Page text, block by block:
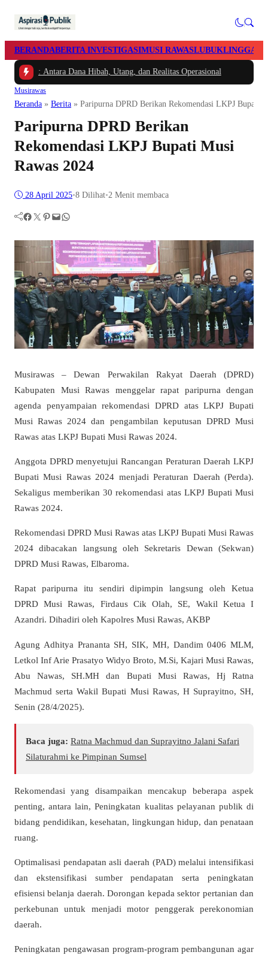
BERANDABERITA INVESTIGASIMUSI RAWASLUBUKLINGGAU
Antara Dana Hibah, Utang, dan Realitas Operasional
Musirawas
Beranda » Berita » Paripurna DPRD Berikan Rekomendasi LKPJ Bupati
Paripurna DPRD Berikan
Rekomendasi LKPJ Bupati Musi
Rawas 2024
28 April 2025•8 Dilihat•2 Menit membaca
Facebook Twitter Pinterest Mail WhatsApp
Musirawas – Dewan Perwakilan Rakyat Daerah (DPRD)
Kabupaten Musi Rawas menggelar rapat paripurna dengan
agenda penyampaian rekomendasi DPRD atas LKPJ Bupati
Musi Rawas 2024 dan pengambilan keputusan DPRD Musi
Rawas atas LKPJ Bupati Musi Rawas 2024.
Anggota DPRD menyetujui Rancangan Peraturan Daerah LKPJ
Bupati Musi Rawas 2024 menjadi Peraturan Daerah (Perda).
Sekaligus memberikan 30 rekomendasi atas LKPJ Bupati Musi
Rawas 2024.
Rekomendasi DPRD Musi Rawas atas LKPJ Bupati Musi Rawas
2024 dibacakan langsung oleh Sekretaris Dewan (Sekwan)
DPRD Musi Rawas, Elbaroma.
Rapat paripurna itu sendiri dipimpin langsung oleh Ketua
DPRD Musi Rawas, Firdaus Cik Olah, SE, Wakil Ketua I
Azandri. Dihadiri oleh Kapolres Musi Rawas, AKBP
Agung Adhitya Prananta SH, SIK, MH, Dandim 0406 MLM,
Letkol Inf Arie Prasatyo Widyo Broto, M.Si, Kajari Musi Rawas,
Abu Nawas, SH.MH dan Bupati Musi Rawas, Hj Ratna
Machmud serta Wakil Bupati Musi Rawas, H Suprayitno, SH,
Senin (28/4/2025).
Baca juga: Ratna Machmud dan Suprayitno Jalani Safari
Silaturahmi ke Pimpinan Sumsel
Rekomendasi yang disampaikan mencakup beberapa aspek
penting, antara lain, Peningkatan kualitas pelayanan publik di
bidang pendidikan, kesehatan, lingkungan hidup, dan penataan
ruang.
Optimalisasi pendapatan asli daerah (PAD) melalui intensifikasi
dan ekstensifikasi sumber pendapatan serta peningkatan
efisiensi belanja daerah. Dorongan kepada sektor pertanian dan
perkebunan untuk menjadi motor penggerak perekonomian
daerah.
Peningkatan pengawasan program-program pembangunan agar